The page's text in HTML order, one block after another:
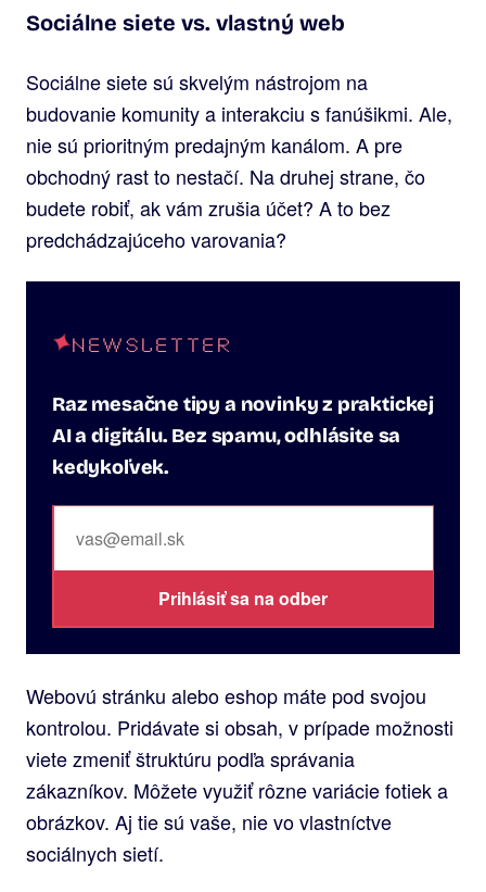
Sociálne siete vs. vlastný web
Sociálne siete sú skvelým nástrojom na
budovanie komunity a interakciu s fanúšikmi. Ale,
nie sú prioritným predajným kanálom. A pre
obchodný rast to nestačí. Na druhej strane, čo
budete robiť, ak vám zrušia účet? A to bez
predchádzajúceho varovania?
NEWSLETTER
Raz mesačne tipy a novinky z praktickej
AI a digitálu. Bez spamu, odhlásite sa
kedykoľvek.
Prihlásiť sa na odber
Webovú stránku alebo eshop máte pod svojou
kontrolou. Pridávate si obsah, v prípade možnosti
viete zmeniť štruktúru podľa správania
zákazníkov. Môžete využiť rôzne variácie fotiek a
obrázkov. Aj tie sú vaše, nie vo vlastníctve
sociálnych sietí.